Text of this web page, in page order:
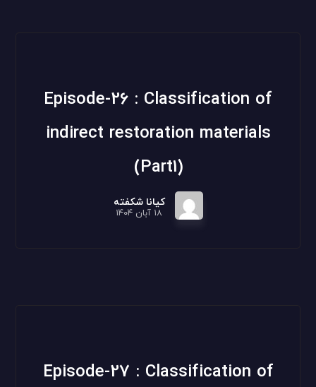
Episode-26 : Classification of
indirect restoration materials
(Part1)
کیانا شکفته
۱۸ آبان ۱۴۰۴
Episode-27 : Classification of